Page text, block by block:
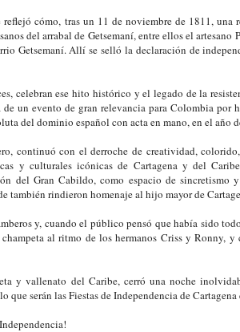
cómo, tras un 11 de noviembre de 1811, una
del arrabal de Getsemaní, entre ellos el artesano
Getsemaní. Allí se selló la declaración de
celebran ese hito histórico y el legado de la
de un evento de gran relevancia para Colombia por
del dominio español con acta en mano, en el año
continuó con el derroche de creatividad,
y culturales icónicas de Cartagena y del
del Gran Cabildo, como espacio de sincretismo
también rindieron homenaje al hijo mayor de
y, cuando el público pensó que había sido
al ritmo de los hermanos Criss y Ronny,
y vallenato del Caribe, cerró una noche
que serán las Fiestas de Independencia de Cartagena